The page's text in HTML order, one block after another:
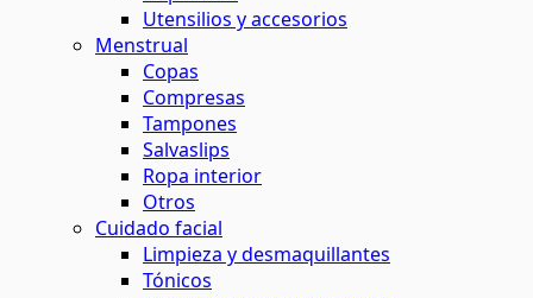
Utensilios y accesorios
Menstrual
Copas
Compresas
Tampones
Salvaslips
Ropa interior
Otros
Cuidado facial
Limpieza y desmaquillantes
Tónicos